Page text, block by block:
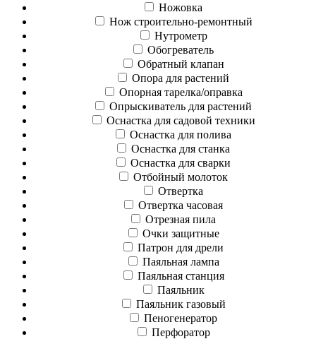
Ножовка
Нож строительно-ремонтный
Нутрометр
Обогреватель
Обратный клапан
Опора для растений
Опорная тарелка/оправка
Опрыскиватель для растений
Оснастка для садовой техники
Оснастка для полива
Оснастка для станка
Оснастка для сварки
Отбойный молоток
Отвертка
Отвертка часовая
Отрезная пила
Очки защитные
Патрон для дрели
Паяльная лампа
Паяльная станция
Паяльник
Паяльник газовый
Пеногенератор
Перфоратор